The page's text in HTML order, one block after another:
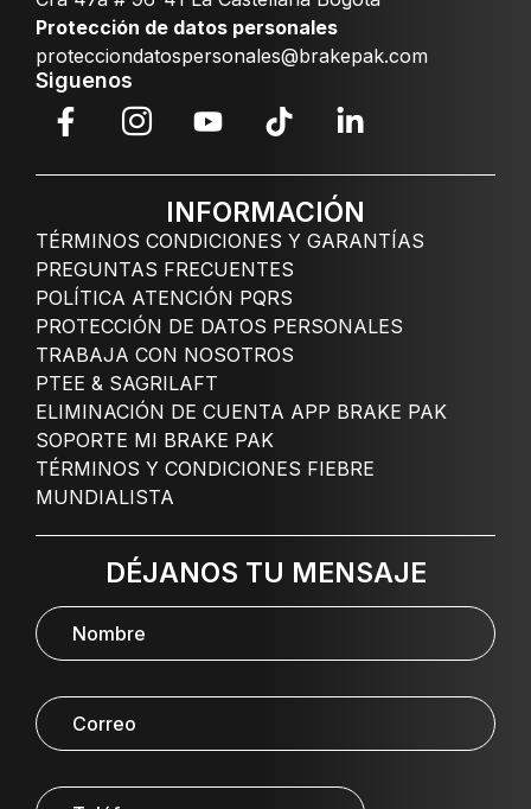
Protección de datos personales
protecciondatospersonales@brakepak.com
Siguenos
INFORMACIÓN
TÉRMINOS CONDICIONES Y GARANTÍAS
PREGUNTAS FRECUENTES
POLÍTICA ATENCIÓN PQRS
PROTECCIÓN DE DATOS PERSONALES
TRABAJA CON NOSOTROS
PTEE & SAGRILAFT
ELIMINACIÓN DE CUENTA APP BRAKE PAK
SOPORTE MI BRAKE PAK
TÉRMINOS Y CONDICIONES FIEBRE
MUNDIALISTA
DÉJANOS TU MENSAJE